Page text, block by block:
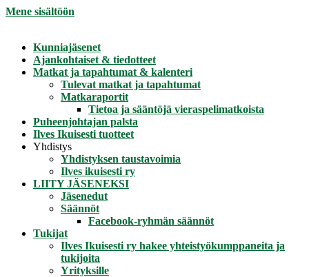
Mene sisältöön
Kunniajäsenet
Ajankohtaiset & tiedotteet
Matkat ja tapahtumat & kalenteri
Tulevat matkat ja tapahtumat
Matkaraportit
Tietoa ja sääntöjä vieraspelimatkoista
Puheenjohtajan palsta
Ilves Ikuisesti tuotteet
Yhdistys
Yhdistyksen taustavoimia
Ilves ikuisesti ry
LIITY JÄSENEKSI
Jäsenedut
Säännöt
Facebook-ryhmän säännöt
Tukijat
Ilves Ikuisesti ry hakee yhteistyökumppaneita ja
tukijoita
Yrityksille